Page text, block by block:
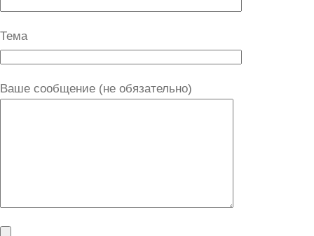
Тема
Ваше сообщение (не обязательно)